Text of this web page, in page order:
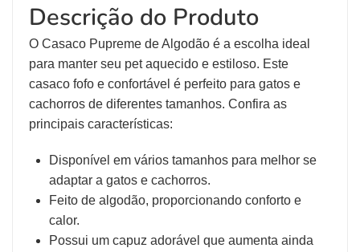
Descrição do Produto
O Casaco Pupreme de Algodão é a escolha ideal
para manter seu pet aquecido e estiloso. Este
casaco fofo e confortável é perfeito para gatos e
cachorros de diferentes tamanhos. Confira as
principais características:
Disponível em vários tamanhos para melhor se
adaptar a gatos e cachorros.
Feito de algodão, proporcionando conforto e
calor.
Possui um capuz adorável que aumenta ainda